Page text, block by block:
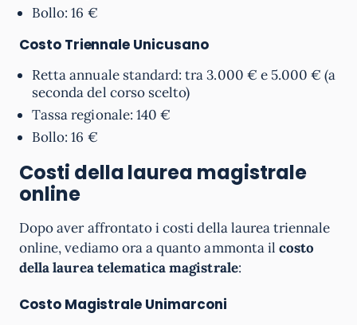
Bollo: 16 €
Costo Triennale Unicusano
Retta annuale standard: tra 3.000 € e 5.000 € (a
seconda del corso scelto)
Tassa regionale: 140 €
Bollo: 16 €
Costi della laurea magistrale
online
Dopo aver affrontato i costi della laurea triennale
online, vediamo ora a quanto ammonta il costo
della laurea telematica magistrale:
Costo Magistrale Unimarconi